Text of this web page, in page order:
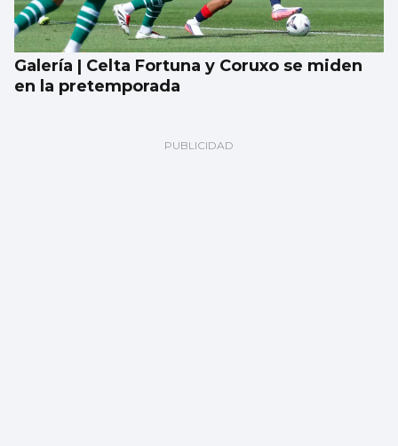
Galería | Celta Fortuna y Coruxo se miden
en la pretemporada